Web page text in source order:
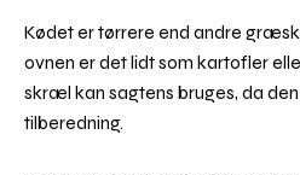
Kødet er tørrere end andre
ovnen er det lidt som kartofler
skræl kan sagtens bruges, da
tilberedning.